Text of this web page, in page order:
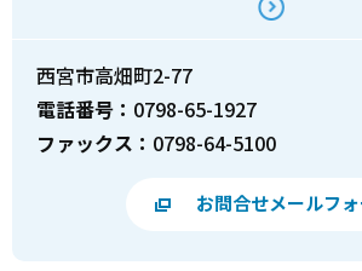
西宮市高畑町2-77
電話番号： 0798-65-1927
ファックス： 0798-64-5100
お問合せメールフ